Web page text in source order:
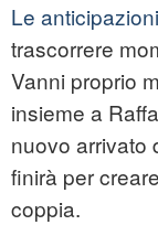
Le anticipazioni
trascorrere
Vanni proprio
insieme a
nuovo arrivato
finirà per
coppia.